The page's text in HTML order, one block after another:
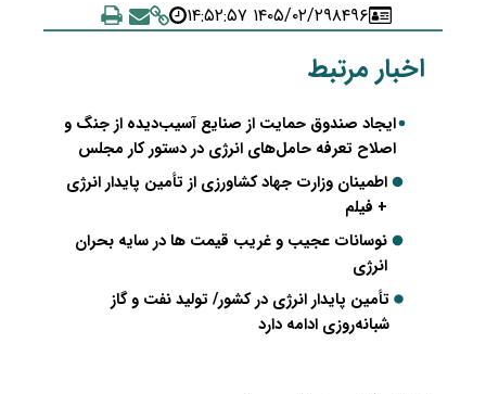
۸۴۹۶۱۴۰۵/۰۲/۲۹ ۱۴:۵۲:۵۷
اخبار مرتبط
ایجاد صندوق حمایت از صنایع آسیب‌دیده از جنگ و
اصلاح تعرفه حامل‌های انرژی در دستور کار مجلس
اطمینان وزارت جهاد کشاورزی از تأمین پایدار انرژی
+ فیلم
نوسانات عجیب و غریب قیمت ها در سایه بحران
انرژی
تأمین پایدار انرژی در کشور/ تولید نفت و گاز
شبانه‌روزی ادامه دارد